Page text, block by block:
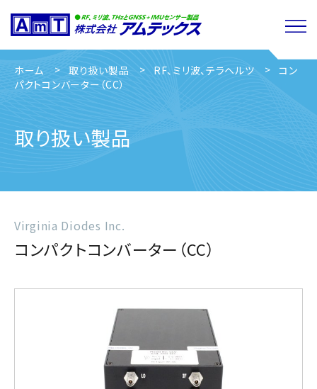
ホーム 取り扱い製品 RF、ミリ波、テラヘルツ
コン
パクトコンバーター（CC）
取り扱い製品
Virginia Diodes Inc.
コンパクトコンバーター（CC）